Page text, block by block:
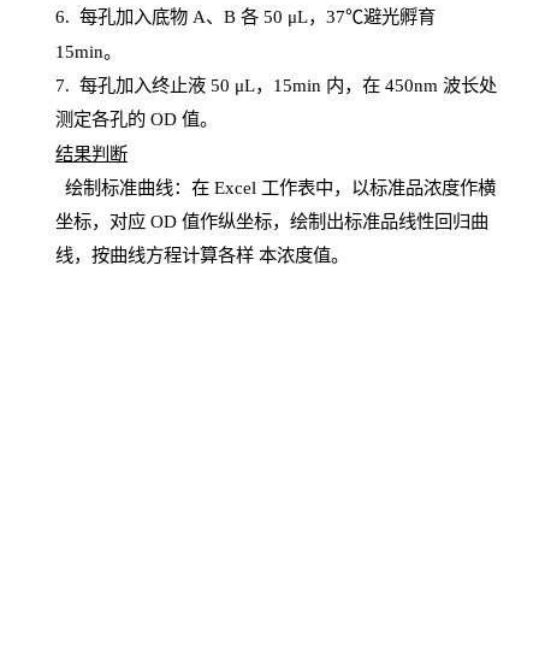
6. 每孔加入底物A、B 各 50 μL，37℃避光孵育
15min。
7. 每孔加入终止液 50 μL， 15min 内，在450nm 波长处
测定各孔的 OD 值。
结果判断
绘制标准曲线：在 Excel 工作表中，以标准品浓度作横
坐标，对应OD 值作纵坐标，绘制出标准品线性回归曲
线，按曲线方程计算各样 本浓度值。